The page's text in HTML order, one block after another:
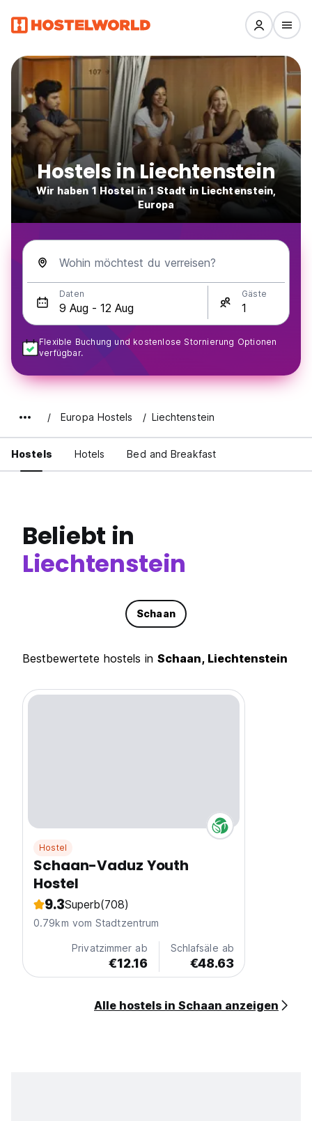
Hostels in Liechtenstein
Wir haben 1 Hostel in 1 Stadt in Liechtenstein,
Europa
Wohin möchtest du verreisen?
Daten Gäste
Flexible Buchung und kostenlose Stornierung Optionen
verfügbar.
Europa Hostels Liechtenstein
Hostels Hotels Bed and Breakfast
Beliebt in
Liechtenstein
Schaan
Bestbewertete hostels in Schaan, Liechtenstein
Hostel
Schaan-Vaduz Youth
Hostel
9.3Superb(708)
0.79km vom Stadtzentrum
Privatzimmer ab
€12.16
Schlafsäle ab
€48.63
Alle hostels in Schaan anzeigen